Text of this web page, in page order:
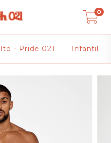
0
- Pride 021 Infantil